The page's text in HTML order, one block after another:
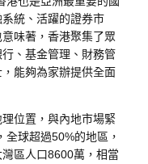
統、活躍的證券市
味著，香港聚集了眾
、基金管理、財務管
能夠為家辦提供全面
位置，與內地市場緊
全球超過50%的地區，
區人口8600萬，相當